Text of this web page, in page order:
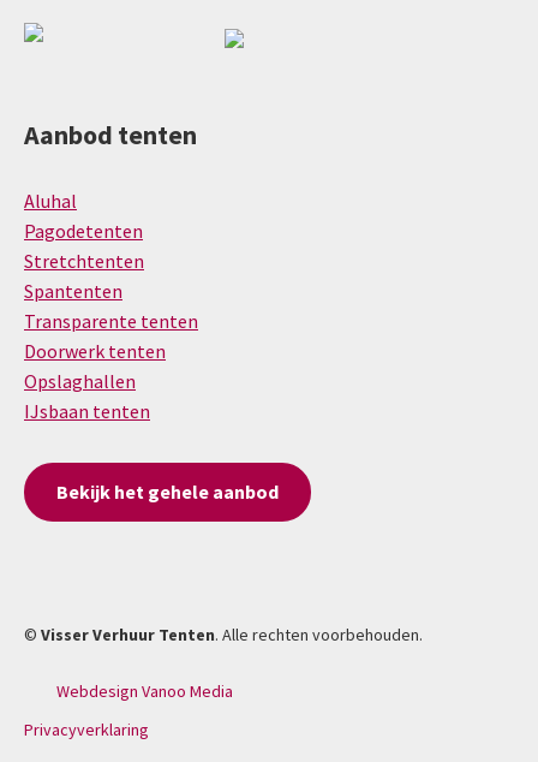
Aanbod tenten
Aluhal
Pagodetenten
Stretchtenten
Spantenten
Transparente tenten
Doorwerk tenten
Opslaghallen
IJsbaan tenten
Bekijk het gehele aanbod
© Visser Verhuur Tenten. Alle rechten voorbehouden.
Webdesign Vanoo Media
Privacyverklaring